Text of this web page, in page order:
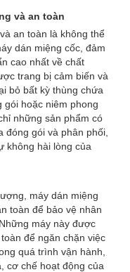
và an toàn
an toàn là không thể
dán miệng cốc, đảm
cao nhất về chất
trang bị cảm biến và
bỏ bất kỳ thùng chứa
gói hoặc niêm phong
những sản phẩm có
gói và phân phối,
không hài lòng của
máy dán miệng
toàn để bảo vệ nhân
máy này được
để ngăn chặn việc
quá trình vận hành,
cơ chế hoạt động của